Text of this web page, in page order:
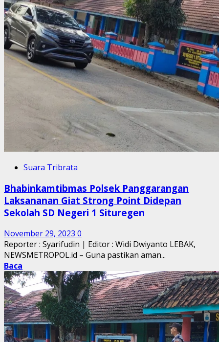
Suara Tribrata
Bhabinkamtibmas Polsek Panggarangan
Laksananan Giat Strong Point Didepan
Sekolah SD Negeri 1 Situregen
November 29, 2023 0
Reporter : Syarifudin | Editor : Widi Dwiyanto LEBAK,
NEWSMETROPOL.id – Guna pastikan aman...
Baca